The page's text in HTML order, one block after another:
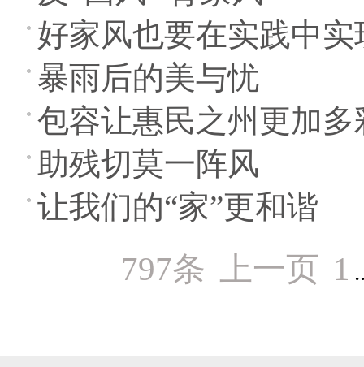
好家风也要在实践中实
暴雨后的美与忧
包容让惠民之州更加多
助残切莫一阵风
让我们的“家”更和谐
797条 上一页 1